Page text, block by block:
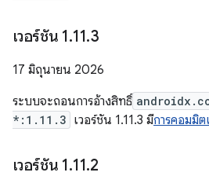
เวอร์ชัน 1.11.3
17 มิถุนายน 2026
ระบบจะถอนการอ้างสิทธิ์
*:1.11.3 เวอร์ชัน 1.11.3 มีการคอมมิ
เวอร์ชัน 1.11.2